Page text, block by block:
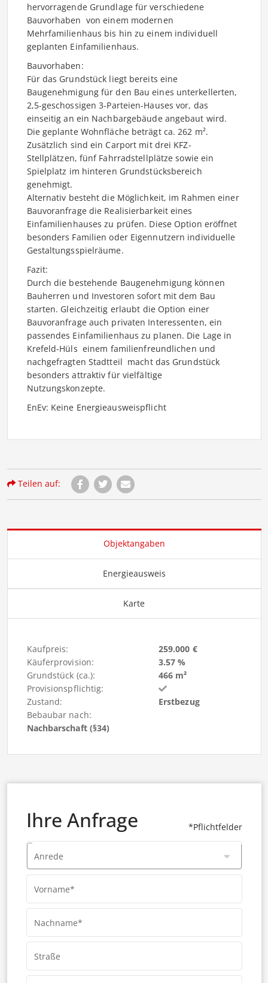
hervorragende Grundlage für verschiedene
Bauvorhaben  von einem modernen
Mehrfamilienhaus bis hin zu einem individuell
geplanten Einfamilienhaus.
Bauvorhaben:
Für das Grundstück liegt bereits eine
Baugenehmigung für den Bau eines unterkellerten,
2,5-geschossigen 3-Parteien-Hauses vor, das
einseitig an ein Nachbargebäude angebaut wird.
Die geplante Wohnfläche beträgt ca. 262 m².
Zusätzlich sind ein Carport mit drei KFZ-
Stellplätzen, fünf Fahrradstellplätze sowie ein
Spielplatz im hinteren Grundstücksbereich
genehmigt.
Alternativ besteht die Möglichkeit, im Rahmen einer
Bauvoranfrage die Realisierbarkeit eines
Einfamilienhauses zu prüfen. Diese Option eröffnet
besonders Familien oder Eigennutzern individuelle
Gestaltungsspielräume.
Fazit:
Durch die bestehende Baugenehmigung können
Bauherren und Investoren sofort mit dem Bau
starten. Gleichzeitig erlaubt die Option einer
Bauvoranfrage auch privaten Interessenten, ein
passendes Einfamilienhaus zu planen. Die Lage in
Krefeld-Hüls  einem familienfreundlichen und
nachgefragten Stadtteil  macht das Grundstück
besonders attraktiv für vielfältige
Nutzungskonzepte.
EnEv: Keine Energieausweispflicht
Teilen auf:
Objektangaben
Energieausweis
Karte
Kaufpreis:
259.000 €
Käuferprovision:
3.57 %
Grundstück (ca.):
466 m²
Provisionspflichtig:
Zustand:
Erstbezug
Bebaubar nach:
Nachbarschaft (§34)
*Pflichtfelder
Ihre Anfrage
Anrede
Vorname*
Nachname*
Straße